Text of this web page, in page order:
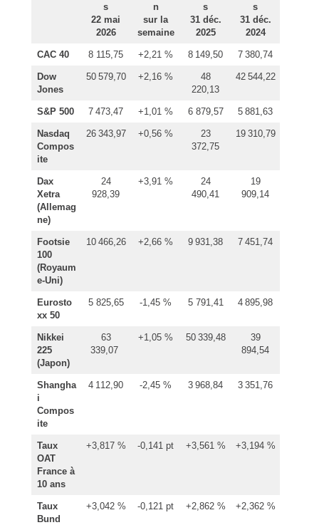
s
22 mai
2026
n
sur la
semaine
s
31 déc.
2025
s
31 déc.
2024
CAC 40 8 115,75 +2,21 % 8 149,50 7 380,74
Dow
Jones
50 579,70 +2,16 %
48
220,13
42 544,22
S&P 500 7 473,47 +1,01 % 6 879,57 5 881,63
Nasdaq
Compos
ite
26 343,97 +0,56 %
23
372,75
19 310,79
Dax
Xetra
(Allemag
ne)
24
928,39
+3,91 %
24
490,41
19
909,14
Footsie
100
(Royaum
e-Uni)
10 466,26 +2,66 % 9 931,38 7 451,74
Eurosto
xx 50
5 825,65 -1,45 % 5 791,41 4 895,98
Nikkei
225
(Japon)
63
339,07
+1,05 % 50 339,48
39
894,54
Shangha
i
Compos
ite
4 112,90 -2,45 % 3 968,84 3 351,76
Taux
OAT
France à
10 ans
+3,817 % -0,141 pt +3,561 % +3,194 %
Taux
Bund
+3,042 % -0,121 pt +2,862 % +2,362 %